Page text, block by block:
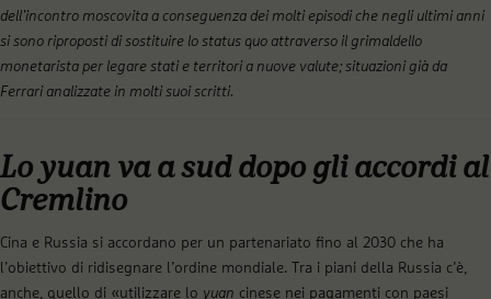
dell’incontro moscovita a conseguenza dei molti episodi che negli ultimi anni
si sono riproposti di sostituire lo status quo attraverso il grimaldello
monetarista per legare stati e territori a nuove valute; situazioni già da
Ferrari analizzate in molti suoi scritti.
Lo yuan va a sud dopo gli accordi al
Cremlino
Cina e Russia si accordano per un partenariato fino al 2030 che ha
l’obiettivo di ridisegnare l’ordine mondiale. Tra i piani della Russia c’è,
anche, quello di «utilizzare lo yuan cinese nei pagamenti con paesi